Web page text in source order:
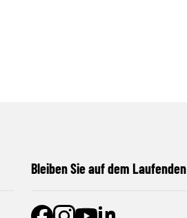
Bleiben Sie auf dem Laufenden